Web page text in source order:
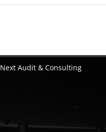
Next Audit & Consulting